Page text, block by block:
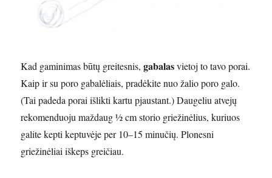
Kad gaminimas būtų greitesnis,gabalasvietoj to tavo porai.
Kaip ir su poro gabalėliais, pradėkite nuo žalio poro galo.
(Tai padeda porai išlikti kartu pjaustant.) Daugeliu atvejų
rekomenduoju maždaug ½ cm storio griežinėlius, kuriuos
galite kepti keptuvėje per 10–15 minučių. Plonesni
griežinėliai iškeps greičiau.